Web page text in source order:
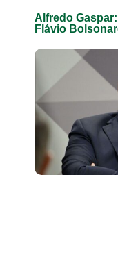
Alfredo
Flávio